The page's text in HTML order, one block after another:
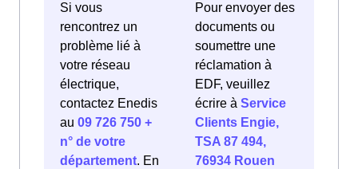
Si vous
rencontrez un
problème lié à
votre réseau
électrique,
contactez Enedis
au 09 726 750 +
n° de votre
département. En
Pour envoyer des
documents ou
soumettre une
réclamation à
EDF, veuillez
écrire à Service
Clients Engie,
TSA 87 494,
76934 Rouen